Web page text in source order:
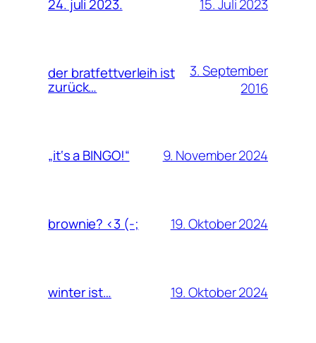
24. juli 2023. 15. Juli 2023
der bratfettverleih ist
zurück…
3. September
2016
„it‘s a BINGO!“ 9. November 2024
brownie? <3 (-; 19. Oktober 2024
winter ist… 19. Oktober 2024